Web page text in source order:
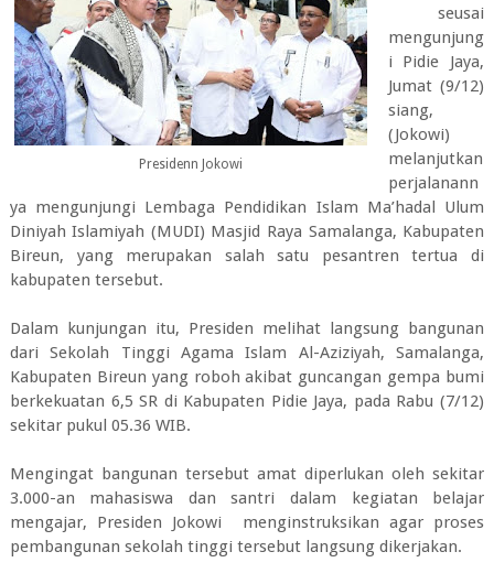
Presidenn Jokowi
seusai
mengunjung
i Pidie Jaya,
Jumat (9/12)
siang,
(Jokowi)
melanjutkan
perjalanann
ya mengunjungi Lembaga Pendidikan Islam Ma’hadal Ulum
Diniyah Islamiyah (MUDI) Masjid Raya Samalanga, Kabupaten
Bireun, yang merupakan salah satu pesantren tertua di
kabupaten tersebut.
Dalam kunjungan itu, Presiden melihat langsung bangunan
dari Sekolah Tinggi Agama Islam Al-Aziziyah, Samalanga,
Kabupaten Bireun yang roboh akibat guncangan gempa bumi
berkekuatan 6,5 SR di Kabupaten Pidie Jaya, pada Rabu (7/12)
sekitar pukul 05.36 WIB.
Mengingat bangunan tersebut amat diperlukan oleh sekitar
3.000-an mahasiswa dan santri dalam kegiatan belajar
mengajar, Presiden Jokowi menginstruksikan agar proses
pembangunan sekolah tinggi tersebut langsung dikerjakan.